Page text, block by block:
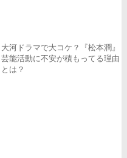
大河ドラマで大コケ？『松本潤』
芸能活動に不安が積もってる理由
とは？